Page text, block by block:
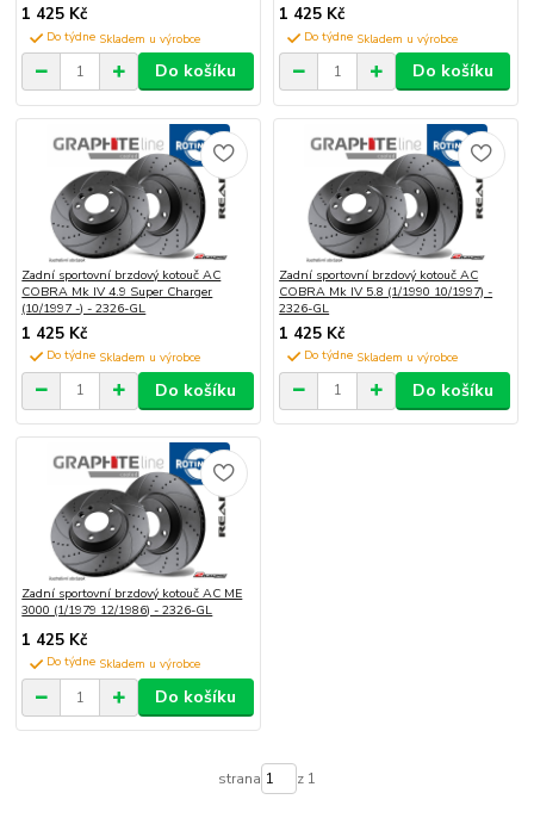
1 425 Kč
Do týdne
Do košíku
1 425 Kč
Do týdne
Do košíku
Zadní sportovní brzdový kotouč AC
COBRA Mk IV 4.9 Super Charger
(10/1997 -) - 2326-GL
1 425 Kč
Do týdne
Do košíku
Zadní sportovní brzdový kotouč AC
COBRA Mk IV 5.8 (1/1990 10/1997) -
2326-GL
1 425 Kč
Do týdne
Do košíku
Zadní sportovní brzdový kotouč AC ME
3000 (1/1979 12/1986) - 2326-GL
1 425 Kč
Do týdne
Do košíku
strana z 1